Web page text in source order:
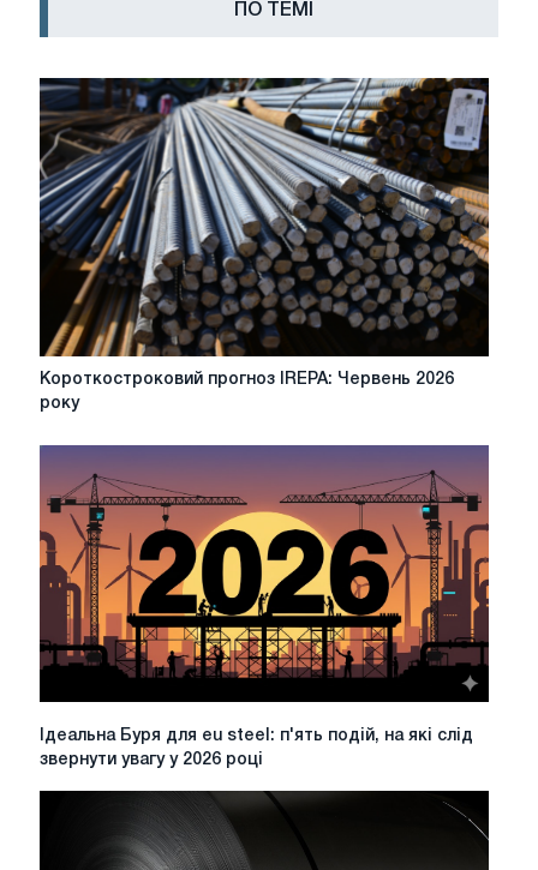
ПО ТЕМІ
Короткостроковий
Червень
року
Короткостроковий прогноз IREPA: Червень 2026
року
Ідеальна
Ідеальна Буря для eu steel: п'ять подій, на які слід
звернути увагу у 2026 році